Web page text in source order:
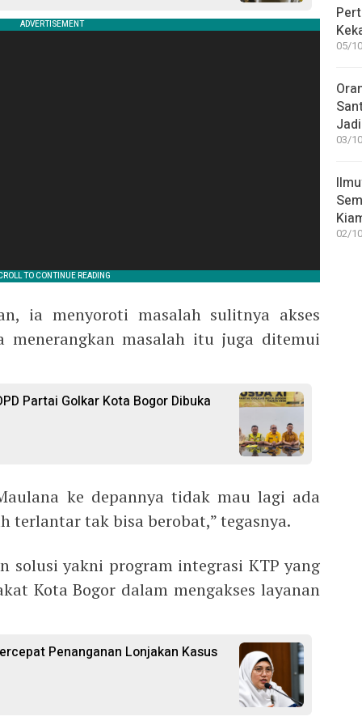
ia menyoroti masalah sulitnya akses
menerangkan masalah itu juga ditemui
Partai Golkar Kota Bogor Dibuka
ke depannya tidak mau lagi ada
terlantar tak bisa berobat,” tegasnya.
solusi yakni program integrasi KTP yang
Kota Bogor dalam mengakses layanan
Penanganan Lonjakan Kasus
05/
03/
02/